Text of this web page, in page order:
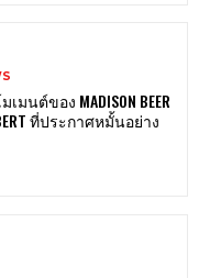
มนต์ของ MADISON BEER
ที่ประกาศหมั้นอย่าง